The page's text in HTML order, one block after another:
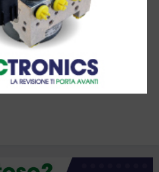
ASTRA H CABRIO , LA CAPOTA
NESSUN ERRORE !!!!
APRONO I VETRI DI CIRCA 3 CM MA
, NON SI SENTE NEMMENO LA